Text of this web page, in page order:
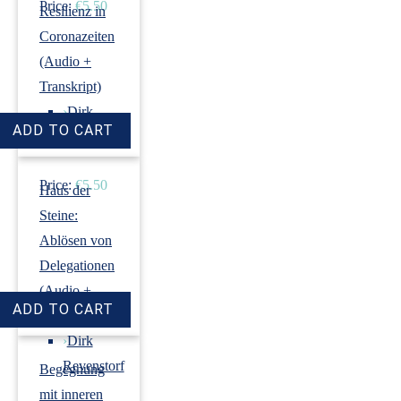
Price: €5.50
Resilienz in
Coronazeiten
(Audio +
Transkript)
›Dirk
Revenstorf
Price: €5.50
Haus der
Steine:
Ablösen von
Delegationen
(Audio +
Transkript)
›Dirk
Revenstorf
Begegnung
mit inneren